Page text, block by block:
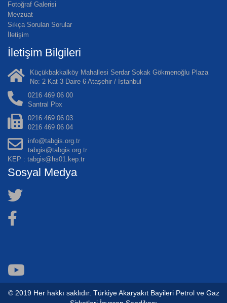
Fotoğraf Galerisi
Mevzuat
Sıkça Sorulan Sorular
İletişim
İletişim Bilgileri
Küçükbakkalköy Mahallesi Serdar Sokak Gökmenoğlu Plaza
No: 2 Kat 3 Daire 6 Ataşehir / İstanbul
0216 469 06 00
Santral Pbx
0216 469 06 03
0216 469 06 04
info@tabgis.org.tr
tabgis@tabgis.org.tr
KEP : tabgis@hs01.kep.tr
Sosyal Medya
© 2019 Her hakkı saklıdır. Türkiye Akaryakıt Bayileri Petrol ve Gaz